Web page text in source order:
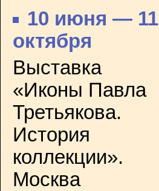
10 июня — 11
октября
Выставка
«Иконы Павла
Третьякова.
История
коллекции».
Москва